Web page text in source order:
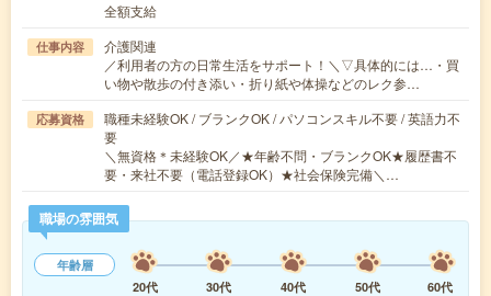
全額支給
仕事内容
介護関連
／利用者の方の日常生活をサポート！＼▽具体的には…・買
い物や散歩の付き添い・折り紙や体操などのレク参…
応募資格
職種未経験OK / ブランクOK / パソコンスキル不要 / 英語力不
要
＼無資格＊未経験OK／★年齢不問・ブランクOK★履歴書不
要・来社不要（電話登録OK）★社会保険完備＼…
職場の雰囲気
年齢層
20代
30代 40代 50代
60代